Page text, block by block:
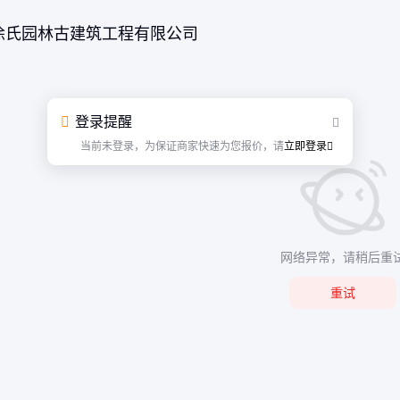
氏园林古建筑工程有限公司
登录提醒
当前未登录，为保证商家快速为您报价，请立即登录
网络异常，请稍后重
重试